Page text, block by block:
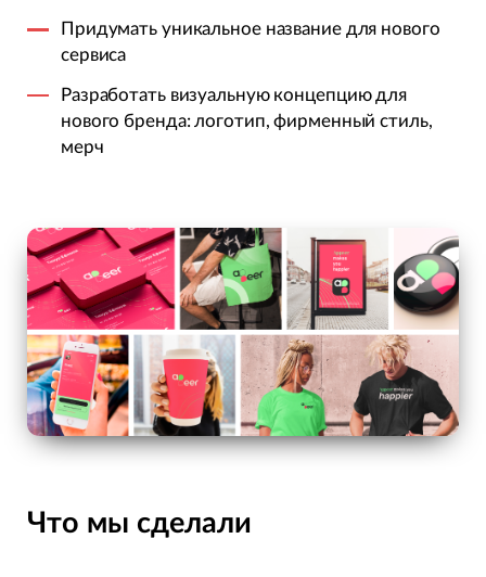
Придумать уникальное название для нового
сервиса
Разработать визуальную концепцию для
нового бренда: логотип, фирменный стиль,
мерч
Что мы сделали